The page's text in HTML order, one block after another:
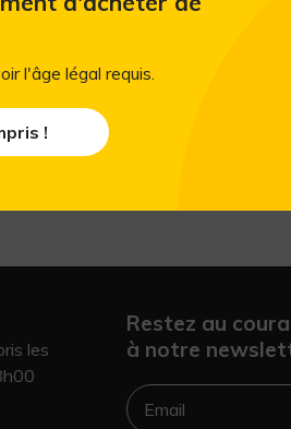
les
Restez au
à notre
l'âge légal requis.
!